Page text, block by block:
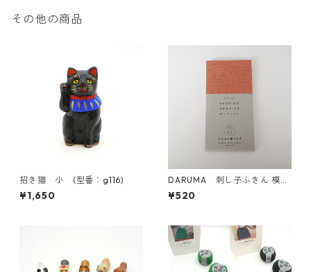
その他の商品
招き猫 小 (型番：g116)
¥1,650
DARUMA 刺し子ふきん 模様
刺し（DARUMAオリジナル
柄）1056(白) だるまと霞つ
¥520